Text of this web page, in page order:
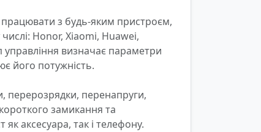
з будь-яким пристроєм,
Honor, Xiaomi, Huawei,
визначає параметри
його потужність.
перерозрядки, перенапруги,
замикання та
аксесуара, так і телефону.